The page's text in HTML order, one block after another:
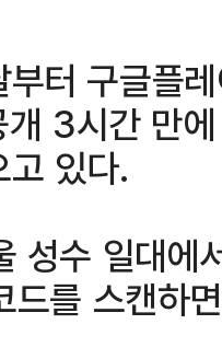
터 구글플
3시간 만
있다.
성수 일대에
를 스캔하